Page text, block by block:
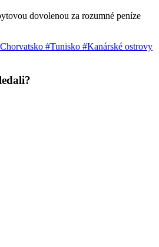
dovolenou za rozumné peníze
#Tunisko #Kanárské ostrovy